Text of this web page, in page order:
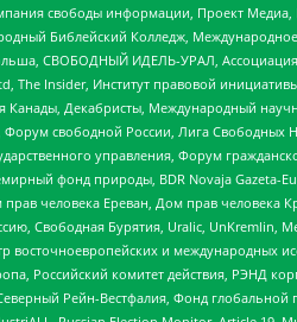
свободы информации, Проект Медиа,
Библейский Колледж,
СВОБОДНЫЙ ИДЕЛЬ-УРАЛ,
The Insider, Институт правовой
Декабристы, Международный
свободной России, Лига
управления, Форум
фонд природы, BDR Novaja
человека Ереван, Дом прав
Свободная Бурятия, Uralic,
восточноевропейских и
Российский комитет действия, РЭНД
Рейн-Вестфалия, Фонд